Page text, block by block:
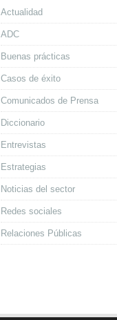
Actualidad
ADC
Buenas prácticas
Casos de éxito
Comunicados de Prensa
Diccionario
Entrevistas
Estrategias
Noticias del sector
Redes sociales
Relaciones Públicas